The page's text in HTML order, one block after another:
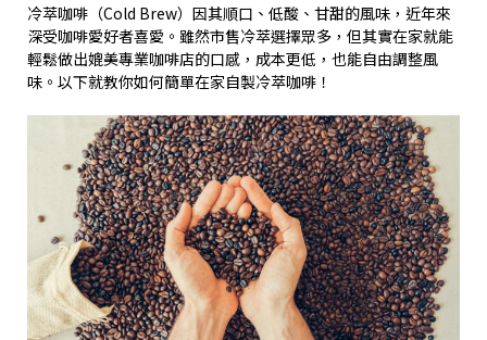
冷萃咖啡（Cold Brew）因其順口、低酸、甘甜的風味，近年來
深受咖啡愛好者喜愛。雖然市售冷萃選擇眾多，但其實在家就能
輕鬆做出媲美專業咖啡店的口感，成本更低，也能自由調整風
味。以下就教你如何簡單在家自製冷萃咖啡！